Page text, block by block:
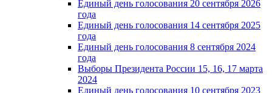
Единый день голосования 20 сентября 2026
года
Единый день голосования 14 сентября 2025
года
Единый день голосования 8 сентября 2024
года
Выборы Президента России 15, 16, 17 марта
2024
Единый день голосования 10 сентября 2023